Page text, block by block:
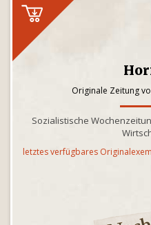
Originale Zeitung
Sozialistische
letztes verfügbares